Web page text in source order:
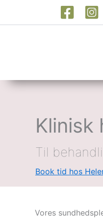
Klinisk
Til
Book tid hos
Vores